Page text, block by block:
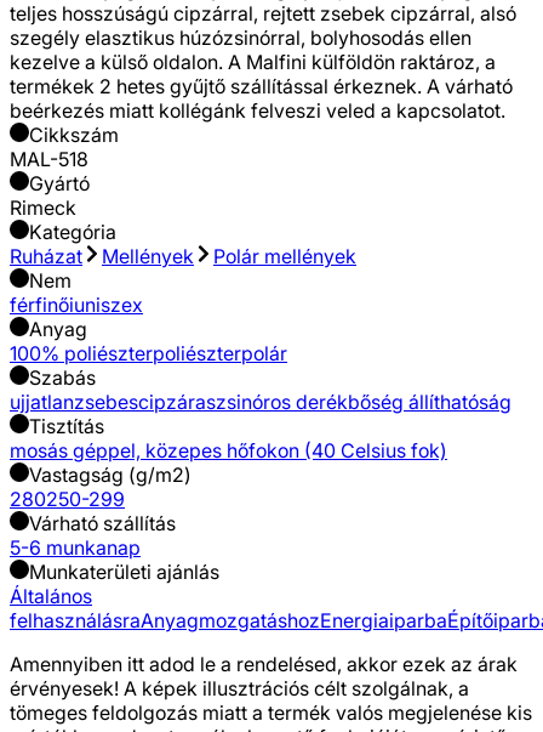
teljes hosszúságú cipzárral, rejtett zsebek cipzárral, alsó
szegély elasztikus húzózsinórral, bolyhosodás ellen
kezelve a külső oldalon. A Malfini külföldön raktároz, a
termékek 2 hetes gyűjtő szállítással érkeznek. A várható
beérkezés miatt kollégánk felveszi veled a kapcsolatot.
Cikkszám
MAL-518
Gyártó
Rimeck
Kategória
Ruházat
Mellények
Polár mellények
Nem
férfinőiuniszex
Anyag
100% poliészterpoliészterpolár
Szabás
ujjatlanzsebescipzáraszsinóros derékbőség állíthatóság
Tisztítás
mosás géppel, közepes hőfokon (40 Celsius fok)
Vastagság (g/m2)
280250-299
Várható szállítás
5-6 munkanap
Munkaterületi ajánlás
Általános
felhasználásraAnyagmozgatáshozEnergiaiparba
Amennyiben itt adod le a rendelésed, akkor ezek az árak
érvényesek! A képek illusztrációs célt szolgálnak, a
tömeges feldolgozás miatt a termék valós megjelenése kis